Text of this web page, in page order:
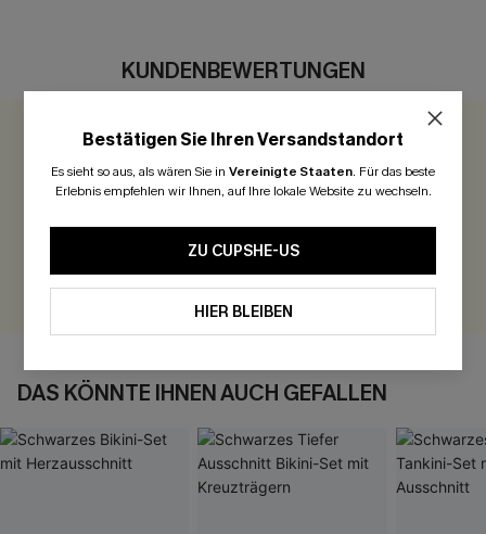
KUNDENBEWERTUNGEN
0.0
Seien Sie der Erste, der bewertet
BEWERTEN
DAS KÖNNTE IHNEN AUCH GEFALLEN
Bestätigen Sie Ihren Versandstandort
Es sieht so aus, als wären Sie in Vereinigte Staaten. Für das beste
Erlebnis empfehlen wir Ihnen, auf Ihre lokale Website zu wechseln.
ZU CUPSHE-US
HIER BLEIBEN